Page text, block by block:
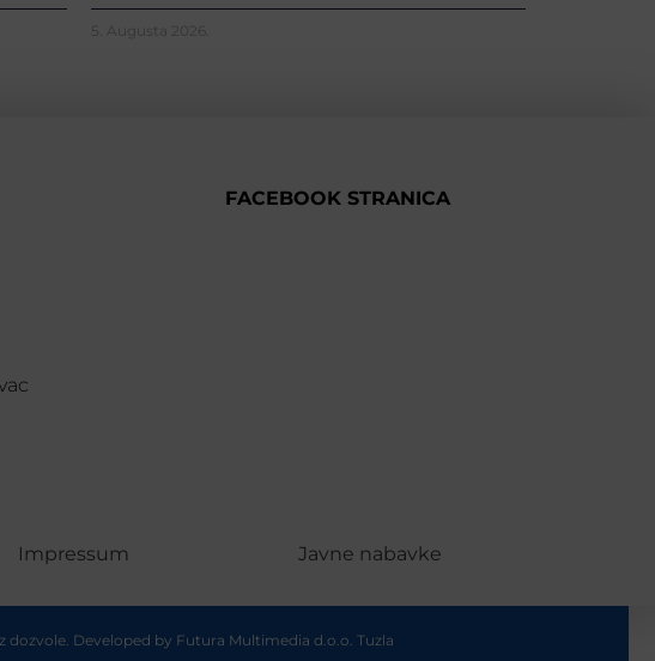
5. Augusta 2026.
FACEBOOK STRANICA
Impressum Javne nabavke
dozvole. Developed by Futura Multimedia d.o.o. Tuzla